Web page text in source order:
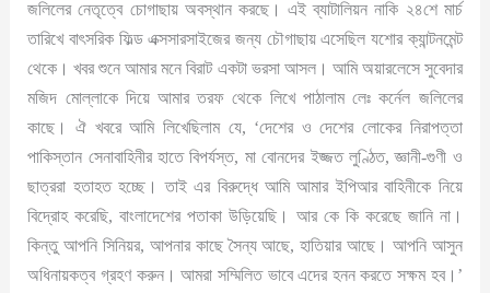
জলিলের নেতৃত্বে চোগাছায় অবস্থান করছে। এই ব্যাটালিয়ন নাকি ২৪শে মার্চ
তারিখে বাৎসরিক ফিল্ড এক্সসারসাইজের জন্য চৌগাছায় এসেছিল যশোর ক্যান্টনমেন্ট
থেকে। খবর শুনে আমার মনে বিরাট একটা ভরসা আসল। আমি অয়ারলেসে সুবেদার
মজিদ মোল্লাকে দিয়ে আমার তরফ থেকে লিখে পাঠালাম লেঃ কর্নেল জলিলের
কাছে। ঐ খবরে আমি লিখেছিলাম যে, ‘দেশের ও দেশের লোকের নিরাপত্তা
পাকিস্তান সেনাবাহিনীর হাতে বিপর্যস্ত, মা বোনদের ইজ্জত লুণ্ঠিত, জ্ঞানী-গুণী ও
ছাত্ররা হতাহত হচ্ছে। তাই এর বিরুদ্ধে আমি আমার ইপিআর বাহিনীকে নিয়ে
বিদ্রোহ করেছি, বাংলাদেশের পতাকা উড়িয়েছি। আর কে কি করেছে জানি না।
কিন্তু আপনি সিনিয়র, আপনার কাছে সৈন্য আছে, হাতিয়ার আছে। আপনি আসুন
অধিনায়কত্ব গ্রহণ করুন। আমরা সম্মিলিত ভাবে এদের হনন করতে সক্ষম হব।’